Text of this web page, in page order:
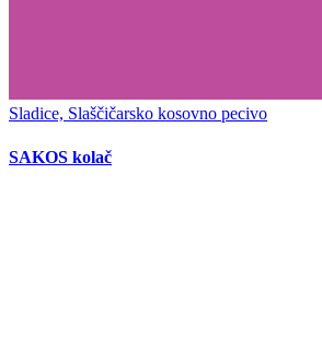
Sladice, Slaščičarsko kosovno pecivo
SAKOS kolač